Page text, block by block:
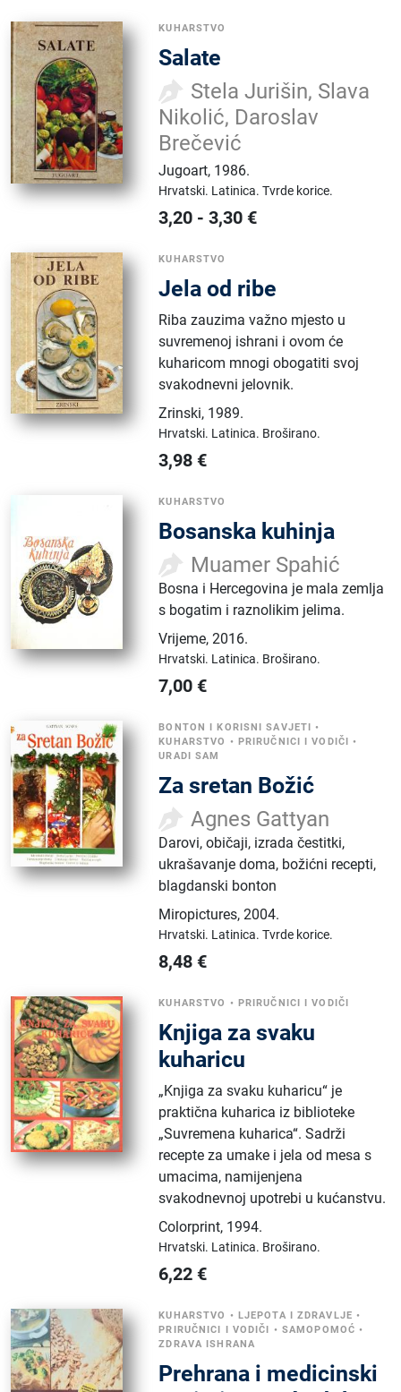
KUHARSTVO
Salate
Stela Jurišin, Slava
Nikolić, Daroslav
Brečević
Jugoart, 1986.
Hrvatski. Latinica.Tvrde korice.
3,20 -3,30 €
KUHARSTVO
Jela od ribe
Riba zauzima važno mjesto u
suvremenoj ishrani i ovom će
kuharicom mnogi obogatiti svoj
svakodnevni jelovnik.
Zrinski, 1989.
Hrvatski. Latinica. Broširano.
3,98 €
KUHARSTVO
Bosanska kuhinja
Muamer Spahić
Bosna i Hercegovina je mala zemlja
s bogatim i raznolikim jelima.
Vrijeme,2016.
Hrvatski. Latinica. Broširano.
7,00 €
BONTON I KORISNI SAVJETI •
KUHARSTVO • PRIRUČNICI I VODIČI •
URADI SAM
Za sretan Božić
Agnes Gattyan
Darovi, običaji, izrada čestitki,
ukrašavanje doma, božićni recepti,
blagdanski bonton
Miropictures,2004.
Hrvatski. Latinica.Tvrde korice.
8,48 €
KUHARSTVO • PRIRUČNICI I VODIČI
Knjiga za svaku
kuharicu
„Knjiga za svaku kuharicu“ je
praktična kuharica iz biblioteke
„Suvremena kuharica“. Sadrži
recepte za umake i jela od mesa s
umacima, namijenjena
svakodnevnoj upotrebi u kućanstvu.
Colorprint, 1994.
Hrvatski. Latinica. Broširano.
6,22 €
KUHARSTVO • LJEPOTA I ZDRAVLJE •
PRIRUČNICI I VODIČI • SAMOPOMOĆ •
ZDRAVA ISHRANA
Prehrana i medicinski